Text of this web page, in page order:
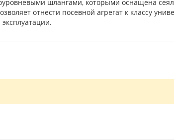
шлангами, которыми оснащена
отнести посевной агрегат к классу